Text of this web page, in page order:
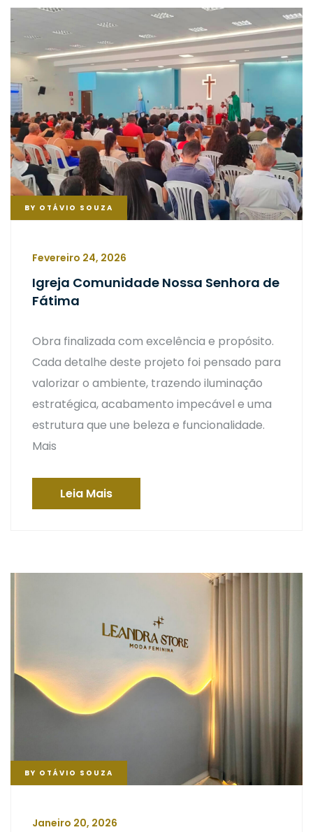
BY OTÁVIO SOUZA
Fevereiro 24, 2026
Igreja Comunidade Nossa Senhora de
Fátima
Obra finalizada com excelência e propósito.
Cada detalhe deste projeto foi pensado para
valorizar o ambiente, trazendo iluminação
estratégica, acabamento impecável e uma
estrutura que une beleza e funcionalidade.
Mais
Leia Mais
BY OTÁVIO SOUZA
Janeiro 20, 2026